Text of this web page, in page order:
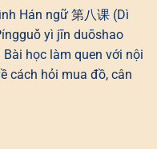
Hán ngữ 第八课 (Dì
yì jīn duōshao
học làm quen với nội
cách hỏi mua đồ, cân